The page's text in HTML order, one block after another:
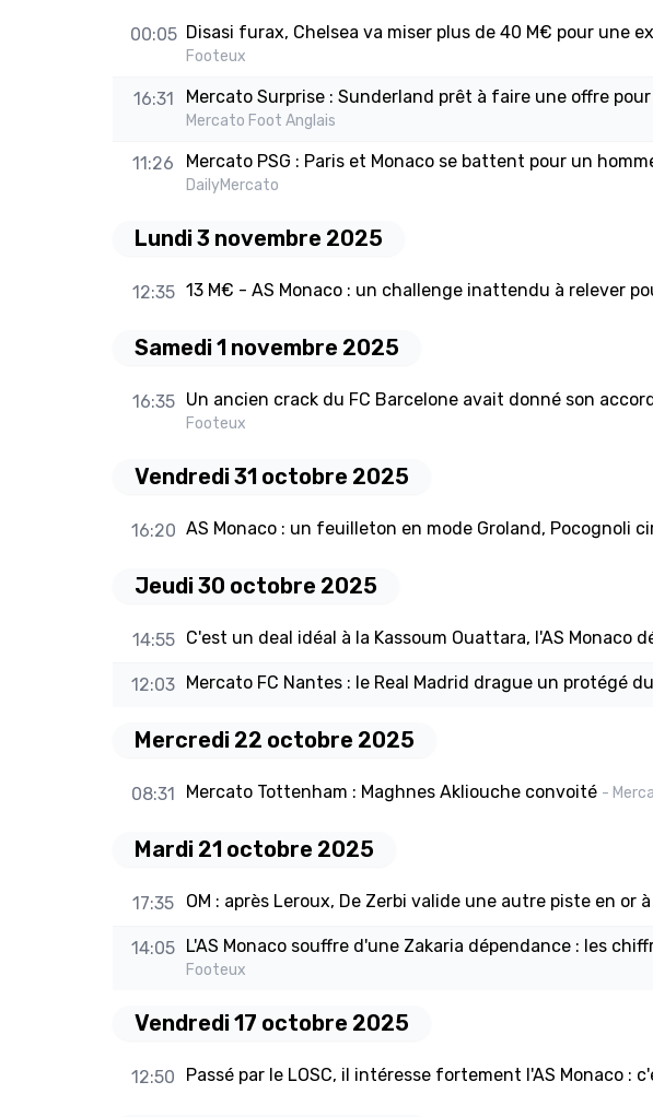
00:05 Disasi furax, Chelsea va miser plus de 40 M€ pour une
Footeux
16:31 Mercato Surprise : Sunderland prêt à faire une offre
Mercato Foot Anglais
11:26 Mercato PSG : Paris et Monaco se battent pour un
DailyMercato
Lundi 3 novembre 2025
12:35 13 M€ - AS Monaco : un challenge inattendu à relever
Samedi 1 novembre 2025
16:35 Un ancien crack du FC Barcelone avait donné son
Footeux
Vendredi 31 octobre 2025
16:20 AS Monaco : un feuilleton en mode Groland, Pocognoli
Jeudi 30 octobre 2025
14:55 C'est un deal idéal à la Kassoum Ouattara, l'AS Monaco
12:03 Mercato FC Nantes : le Real Madrid drague un protégé
Mercredi 22 octobre 2025
08:31 Mercato Tottenham : Maghnes Akliouche convoité -
Mardi 21 octobre 2025
17:35 OM : après Leroux, De Zerbi valide une autre piste en or à
14:05 L'AS Monaco souffre d'une Zakaria dépendance : les
Footeux
Vendredi 17 octobre 2025
12:50 Passé par le LOSC, il intéresse fortement l'AS Monaco :